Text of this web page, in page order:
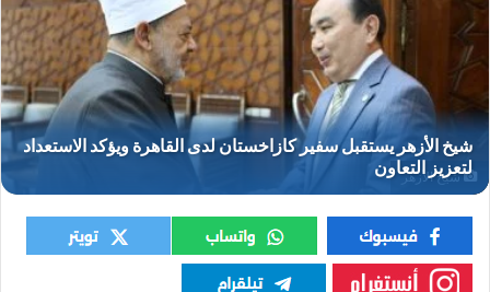
شيخ الأزهر